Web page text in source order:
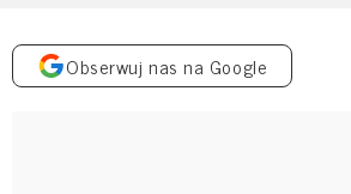
Obserwuj nas na Google